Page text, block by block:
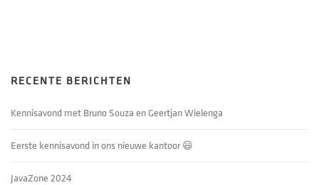
RECENTE BERICHTEN
Kennisavond met Bruno Souza en Geertjan Wielenga
Eerste kennisavond in ons nieuwe kantoor 😃
JavaZone 2024